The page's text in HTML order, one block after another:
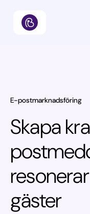
E-postmarknadsföring
Skapa
gäster